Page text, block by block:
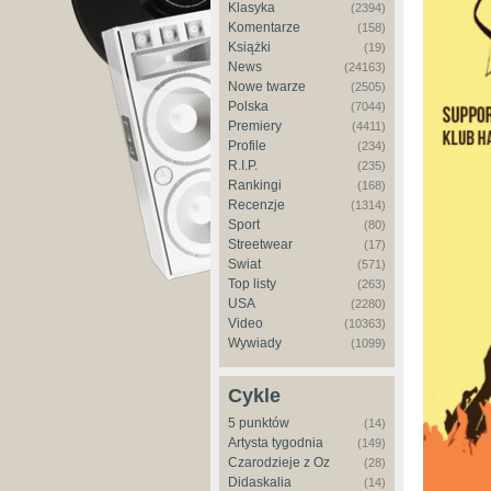
Klasyka (2394)
Komentarze (158)
Książki (19)
News (24163)
Nowe twarze (2505)
Polska (7044)
Premiery (4411)
Profile (234)
R.I.P. (235)
Rankingi (168)
Recenzje (1314)
Sport (80)
Streetwear (17)
Świat (571)
Top listy (263)
USA (2280)
Video (10363)
Wywiady (1099)
Cykle
5 punktów (14)
Artysta tygodnia (149)
Czarodzieje z Oz (28)
Didaskalia (14)